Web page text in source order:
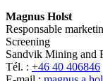
Magnus Holst
Responsable
Screening
Sandvik Mining and
Tél. : +46 40 406846